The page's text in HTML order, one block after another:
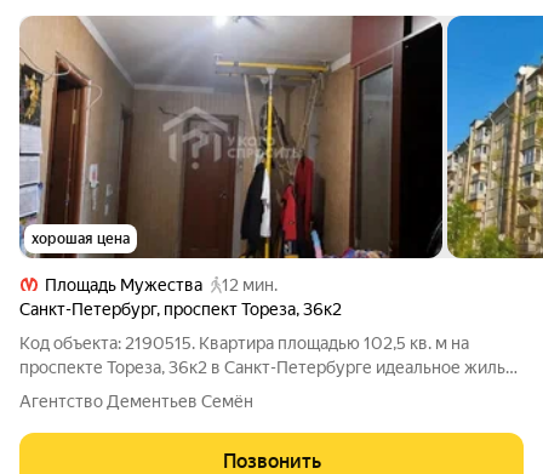
хорошая цена
Площадь Мужества
12 мин.
Санкт-Петербург, проспект Тореза,36к2
Код объекта: 2190515. Квартира площадью 102,5 кв. м на
проспекте Тореза, 36к2 в Санкт-Петербурге идеальное жильё
для большой семьи или тех, кто ценит простор и комфорт. Эта
трёхкомнатная квартира на седьмом этаже восьмиэтажного
кирпичного дома 1966
Агентство Дементьев Семён
Позвонить